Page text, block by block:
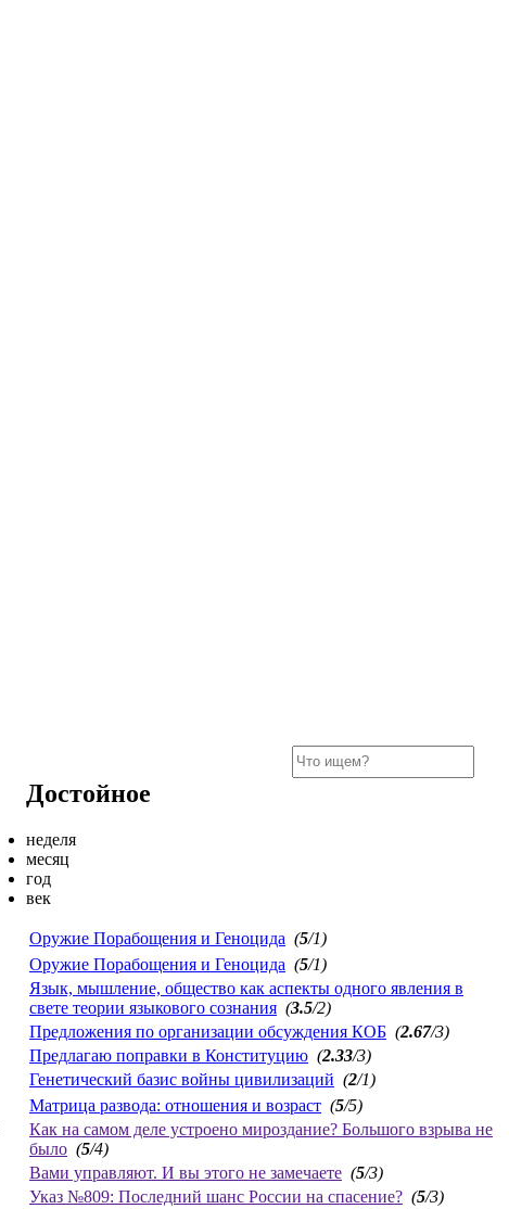
Достойное
неделя
месяц
год
век
Оружие Порабощения и Геноцида (5/1)
Оружие Порабощения и Геноцида (5/1)
Язык, мышление, общество как аспекты одного явления в
свете теории языкового сознания (3.5/2)
Предложения по организации обсуждения КОБ (2.67/3)
Предлагаю поправки в Конституцию (2.33/3)
Генетический базис войны цивилизаций (2/1)
Матрица развода: отношения и возраст (5/5)
Как на самом деле устроено мироздание? Большого взрыва не
было (5/4)
Вами управляют. И вы этого не замечаете (5/3)
Указ №809: Последний шанс России на спасение? (5/3)